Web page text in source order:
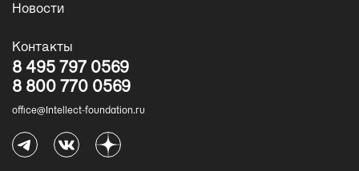
Новости
Контакты
8 495 797 0569
8 800 770 0569
office@Intellect-foundation.ru